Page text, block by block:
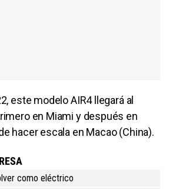
este modelo AIR4 llegará al
en Miami y después en
hacer escala en Macao (China).
como eléctrico